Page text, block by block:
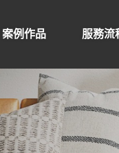
案例作品 服務流